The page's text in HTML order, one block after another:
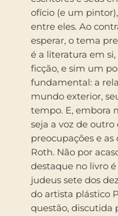
ofício (e um
entre eles. Ao
esperar, o tema
é a literatura em
ficção, e sim um
fundamental: a
mundo exterior,
tempo. E, embora
seja a voz de
preocupações e
Roth. Não por
destaque no livro
judeus sete dos
do artista plástico
questão, discutida